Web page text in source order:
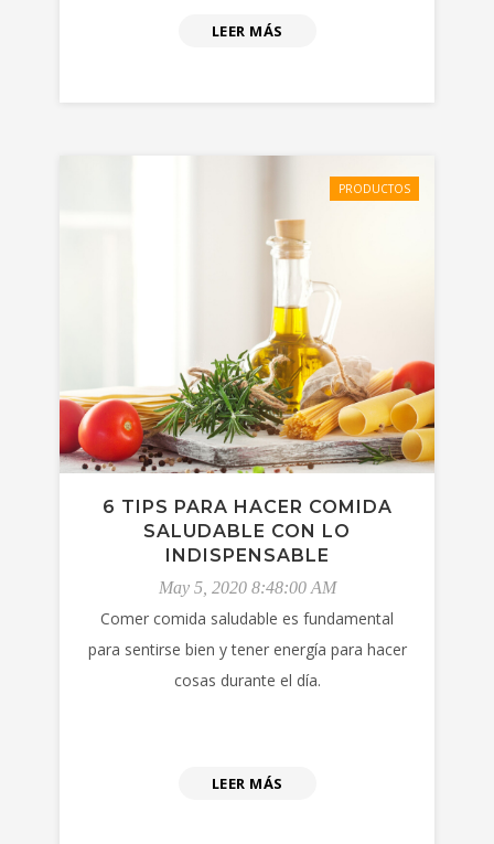
LEER MÁS
PRODUCTOS
6 TIPS PARA HACER COMIDA
SALUDABLE CON LO
INDISPENSABLE
May 5, 2020 8:48:00 AM
Comer comida saludable es fundamental
para sentirse bien y tener energía para hacer
cosas durante el día.
LEER MÁS